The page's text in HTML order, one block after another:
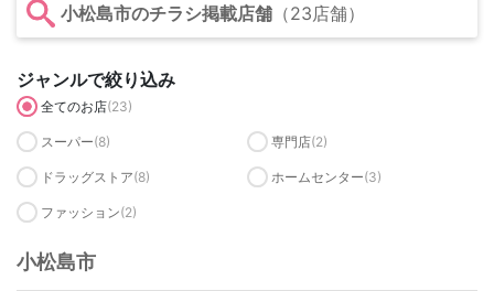
小松島市のチラシ掲載店舗 （23店舗）
ジャンルで絞り込み
全てのお店(23)
スーパー(8) 専門店(2)
ドラッグストア(8) ホームセンター(3)
ファッション(2)
小松島市